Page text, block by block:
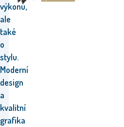
výkonu,
ale
také
o
stylu.
Moderní
design
a
kvalitní
grafika